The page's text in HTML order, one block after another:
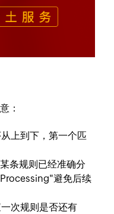
：
从上到下，第一个匹
某条规则已经准确分
避免后续
一次规则是否还有